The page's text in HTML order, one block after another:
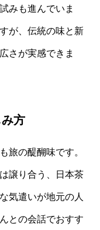
みも進んでいま
が、伝統の味と新
さが実感できま
方
旅の醍醐味です。
譲り合う、日本茶
気遣いが地元の人
との会話でおすす